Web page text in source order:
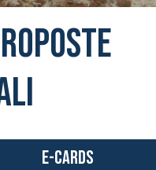
FARE
ai tuoi amici,
E-cards